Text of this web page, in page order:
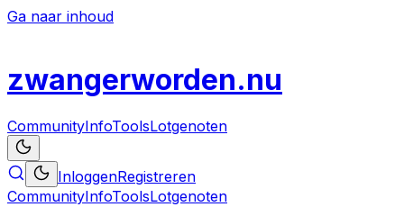
Ga naar inhoud
zwangerworden.nu
CommunityInfoToolsLotgenoten
InloggenRegistreren
CommunityInfoToolsLotgenoten